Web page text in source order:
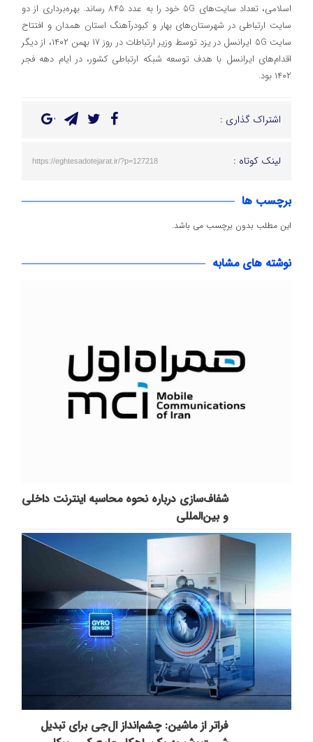
اسلامی، تعداد سایت‌های 5G خود را به عدد ۸۴۵ رساند. بهره‌برداری از دو
سایت ارتباطی در شهرستان‌های بهار و کبودرآهنگ استان همدان و افتتاح
سایت 5G ایرانسل در یزد توسط وزیر ارتباطات در روز ۱۷ بهمن ۱۴۰۲، از دیگر
اقدام‌های ایرانسل با هدف توسعه شبکه ارتباطی کشور، در ایام دهه فجر
۱۴۰۲ بود.
اشتراک گذاری :
لینک کوتاه : https://eghtesadotejarat.ir/?p=127218
برچسب ها
این مطلب بدون برچسب می باشد.
نوشته های مشابه
شفاف‌سازی درباره نحوه محاسبه اینترنت داخلی
و بین‌المللی
فراتر از ماشین: چشم‌انداز ال‌جی برای تبدیل